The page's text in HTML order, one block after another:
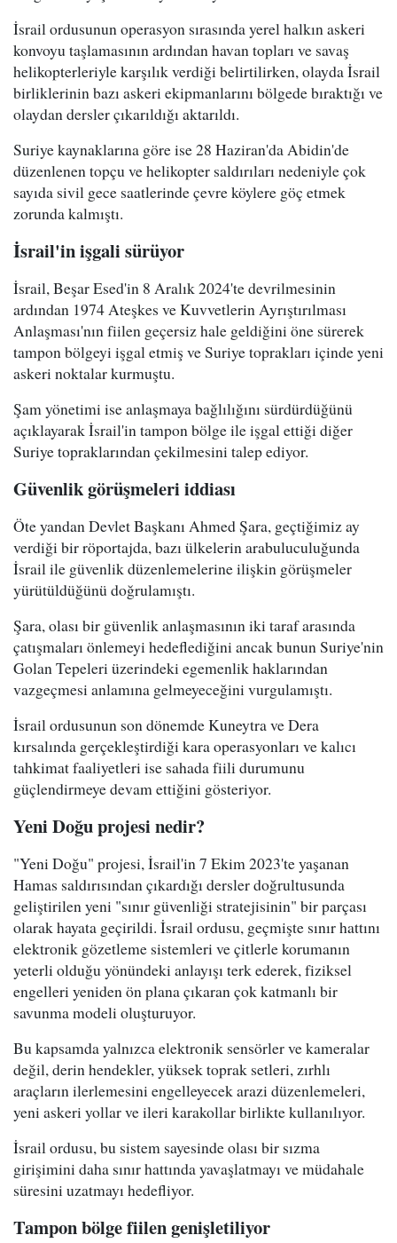
İsrail ordusunun operasyon sırasında yerel halkın askeri
konvoyu taşlamasının ardından havan topları ve savaş
helikopterleriyle karşılık verdiği belirtilirken, olayda İsrail
birliklerinin bazı askeri ekipmanlarını bölgede bıraktığı ve
olaydan dersler çıkarıldığı aktarıldı.
Suriye kaynaklarına göre ise 28 Haziran'da Abidin'de
düzenlenen topçu ve helikopter saldırıları nedeniyle çok
sayıda sivil gece saatlerinde çevre köylere göç etmek
zorunda kalmıştı.
İsrail'in işgali sürüyor
İsrail, Beşar Esed'in 8 Aralık 2024'te devrilmesinin
ardından 1974 Ateşkes ve Kuvvetlerin Ayrıştırılması
Anlaşması'nın fiilen geçersiz hale geldiğini öne sürerek
tampon bölgeyi işgal etmiş ve Suriye toprakları içinde yeni
askeri noktalar kurmuştu.
Şam yönetimi ise anlaşmaya bağlılığını sürdürdüğünü
açıklayarak İsrail'in tampon bölge ile işgal ettiği diğer
Suriye topraklarından çekilmesini talep ediyor.
Güvenlik görüşmeleri iddiası
Öte yandan Devlet Başkanı Ahmed Şara, geçtiğimiz ay
verdiği bir röportajda, bazı ülkelerin arabuluculuğunda
İsrail ile güvenlik düzenlemelerine ilişkin görüşmeler
yürütüldüğünü doğrulamıştı.
Şara, olası bir güvenlik anlaşmasının iki taraf arasında
çatışmaları önlemeyi hedeflediğini ancak bunun Suriye'nin
Golan Tepeleri üzerindeki egemenlik haklarından
vazgeçmesi anlamına gelmeyeceğini vurgulamıştı.
İsrail ordusunun son dönemde Kuneytra ve Dera
kırsalında gerçekleştirdiği kara operasyonları ve kalıcı
tahkimat faaliyetleri ise sahada fiili durumunu
güçlendirmeye devam ettiğini gösteriyor.
Yeni Doğu projesi nedir?
"Yeni Doğu" projesi, İsrail'in 7 Ekim 2023'te yaşanan
Hamas saldırısından çıkardığı dersler doğrultusunda
geliştirilen yeni "sınır güvenliği stratejisinin" bir parçası
olarak hayata geçirildi. İsrail ordusu, geçmişte sınır hattını
elektronik gözetleme sistemleri ve çitlerle korumanın
yeterli olduğu yönündeki anlayışı terk ederek, fiziksel
engelleri yeniden ön plana çıkaran çok katmanlı bir
savunma modeli oluşturuyor.
Bu kapsamda yalnızca elektronik sensörler ve kameralar
değil, derin hendekler, yüksek toprak setleri, zırhlı
araçların ilerlemesini engelleyecek arazi düzenlemeleri,
yeni askeri yollar ve ileri karakollar birlikte kullanılıyor.
İsrail ordusu, bu sistem sayesinde olası bir sızma
girişimini daha sınır hattında yavaşlatmayı ve müdahale
süresini uzatmayı hedefliyor.
Tampon bölge fiilen genişletiliyor